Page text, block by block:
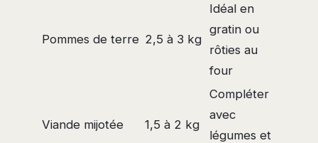
Pommes de terre 2,5 à 3 kg
Idéal en
gratin ou
rôties au
four
Viande mijotée 1,5 à 2 kg
Compléter
avec
légumes et